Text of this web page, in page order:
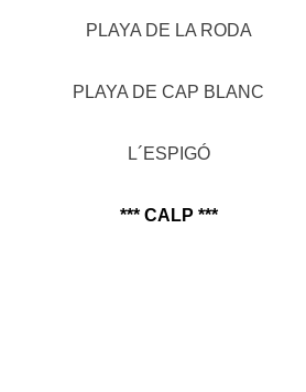
PLAYA DE LA RODA
PLAYA DE CAP BLANC
L´ESPIGÓ
*** CALP ***